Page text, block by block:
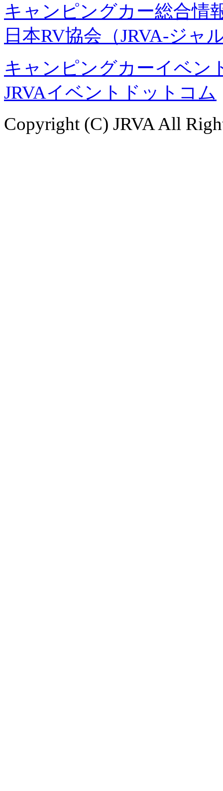
キャンピングカー総合情
日本RV協会（JRVA-ジャ
キャンピングカーイベン
JRVAイベントドットコム
Copyright (C) JRVA All